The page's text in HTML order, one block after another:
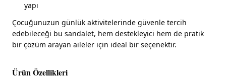
yapı
Çocuğunuzun günlük aktivitelerinde güvenle tercih
edebileceği bu sandalet, hem destekleyici hem de pratik
bir çözüm arayan aileler için ideal bir seçenektir.
Ürün Özellikleri